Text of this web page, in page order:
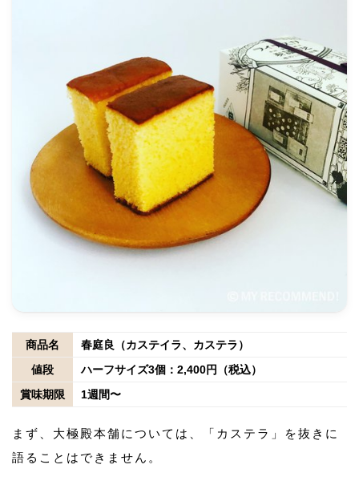
商品名
春庭良（カステイラ、カステラ）
値段
ハーフサイズ3個：2,400円（税込）
賞味期限
1週間〜
まず、大極殿本舗については、「カステラ」を抜きに
語ることはできません。